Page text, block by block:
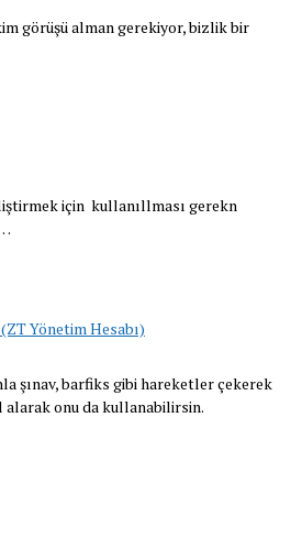
görüşü alman gerekiyor, bizlik bir
için kullanıllması gerekn
Yönetim Hesabı)
şınav, barfiks gibi hareketler çekerek
alarak onu da kullanabilirsin.